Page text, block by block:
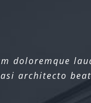
doloremque
architecto
doloremque
architecto